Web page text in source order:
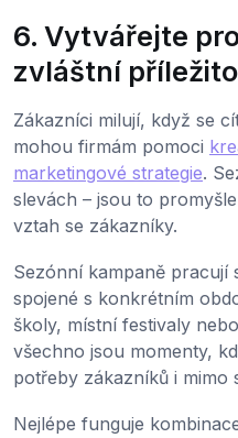
6. Vytvářejte
zvláštní
Zákazníci milují, když se
mohou firmám pomoci
marketingové strategie.
slevách – jsou to
vztah se zákazníky.
Sezónní kampaně pracují
spojené s konkrétním
školy, místní festivaly
všechno jsou momenty,
potřeby zákazníků i mimo
Nejlépe funguje